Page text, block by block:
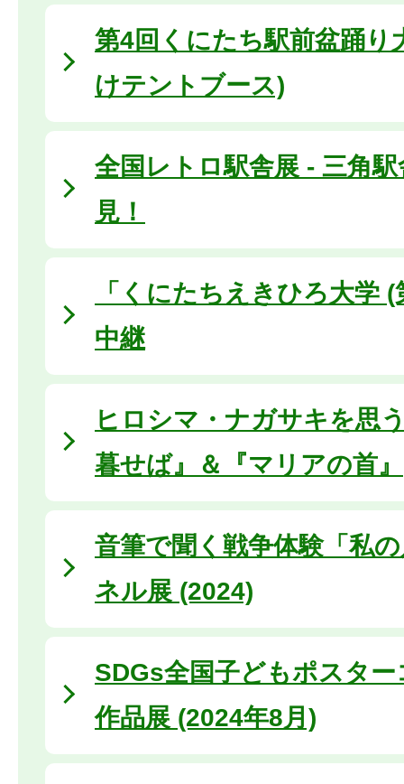
第4回くにたち駅前盆踊り
けテントブース)
全国レトロ駅舎展 - 三角
見！
「くにたちえきひろ大学
中継
ヒロシマ・ナガサキを思
暮せば』＆『マリアの首』
音筆で聞く戦争体験「私
ネル展 (2024)
SDGs全国子どもポスタ
作品展 (2024年8月)